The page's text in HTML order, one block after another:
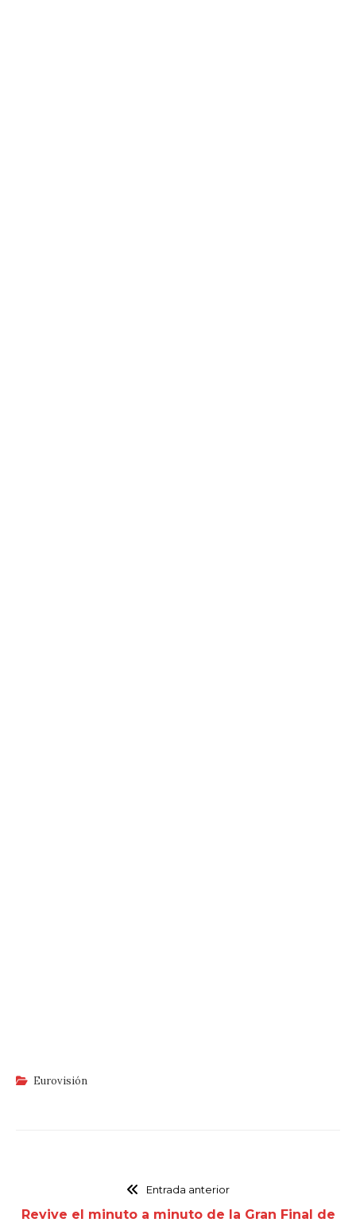
Eurovisión
Entrada anterior
Revive el minuto a minuto de la Gran Final de